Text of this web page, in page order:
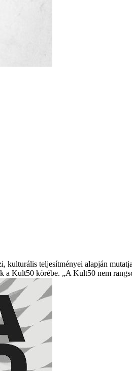
teljesítményei alapján
a Kult50 körébe. „A Kult50 nem